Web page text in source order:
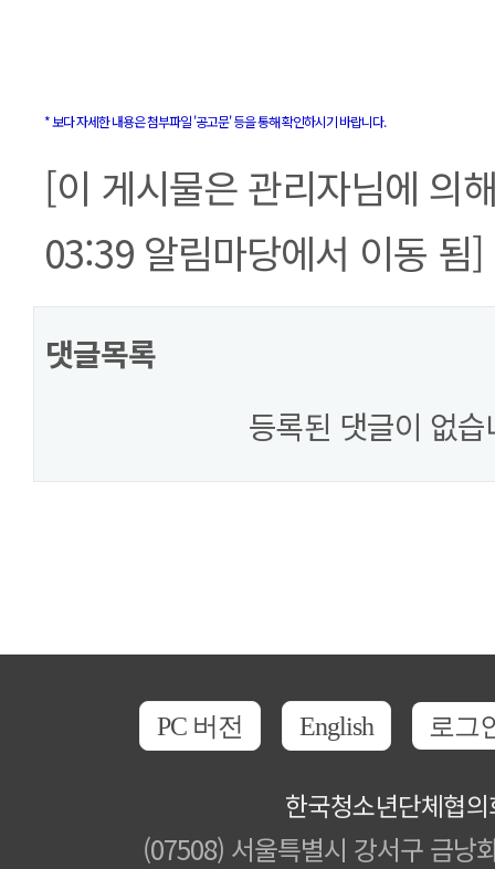
* 보다 자세한 내용은 첨부파일 '공고문' 등을 통해 확인하시기 바랍니다.
[이 게시물은 관리자님에 의
03:39 알림마당에서 이동 됨]
댓글목록
등록된 댓글이 없습
PC 버전 English 로그
한국청소년단체협
(07508) 서울특별시 강서구 금낭